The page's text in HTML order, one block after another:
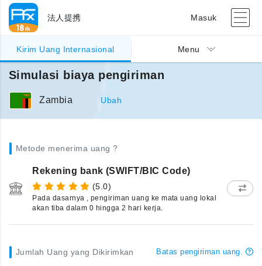
法人提携 Masuk
Kirim Uang Internasional Menu
Simulasi biaya pengiriman
Zambia Ubah
Metode menerima uang ?
Rekening bank (SWIFT/BIC Code)
(5.0)
Pada dasarnya , pengiriman uang ke mata uang lokal
akan tiba dalam 0 hingga 2 hari kerja.
Jumlah Uang yang Dikirimkan Batas pengiriman uang.